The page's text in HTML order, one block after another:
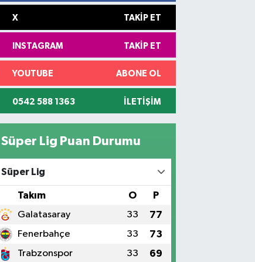
X TAKIP ET
INSTAGRAM TAKIP ET
YOUTUBE ABONE OL
0542 588 1363 İLETIŞIM
Süper Lig Puan Durumu
Süper Lig
Takım O P
Galatasaray 33 77
Fenerbahçe 33 73
Trabzonspor 33 69